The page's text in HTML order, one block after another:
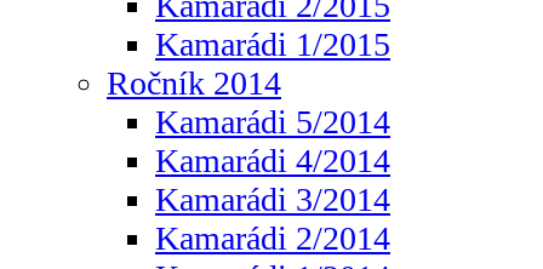
Kamarádi 1/2015
Ročník 2014
Kamarádi 5/2014
Kamarádi 4/2014
Kamarádi 3/2014
Kamarádi 2/2014